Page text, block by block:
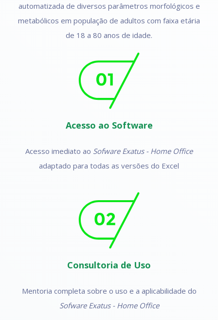
automatizada de diversos parâmetros morfológicos e
metabólicos em população de adultos com faixa etária
de 18 a 80 anos de idade.
Acesso ao Software
Acesso imediato ao Sofware Exatus - Home Office
adaptado para todas as versões do Excel
Consultoria de Uso
Mentoria completa sobre o uso e a aplicabilidade do
Sofware Exatus - Home Office